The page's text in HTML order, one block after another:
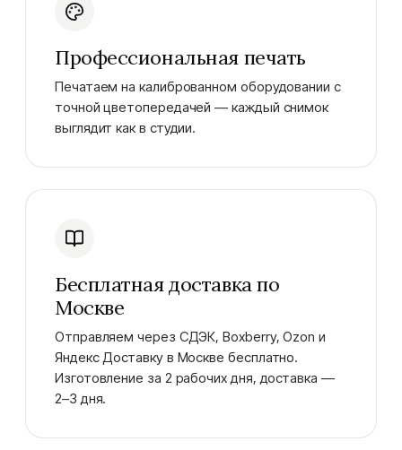
Профессиональная печать
Печатаем на калиброванном оборудовании с
точной цветопередачей — каждый снимок
выглядит как в студии.
Бесплатная доставка по
Москве
Отправляем через СДЭК, Boxberry, Ozon и
Яндекс Доставку в Москве бесплатно.
Изготовление за 2 рабочих дня, доставка —
2–3 дня.